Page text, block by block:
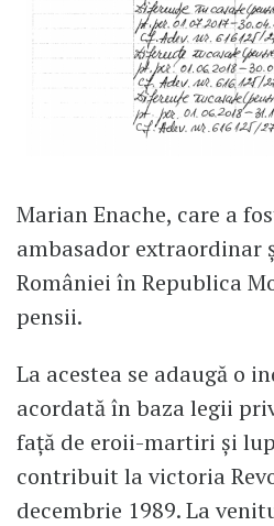
Marian Enache, care a
ambasador extraordinar
României în Republica
pensii.
La acestea se adaugă o
acordată în baza legii
faţă de eroii-martiri şi
contribuit la victoria
decembrie 1989. La